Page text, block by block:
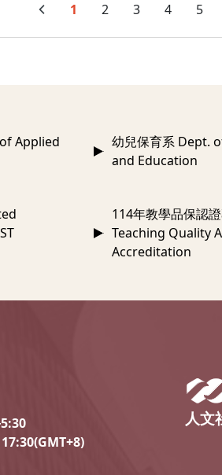
1 2 3 4 5
Applied
幼兒保育系 Dept.
and Education
114年教學品保認
Teaching Quality
Accreditation
人文